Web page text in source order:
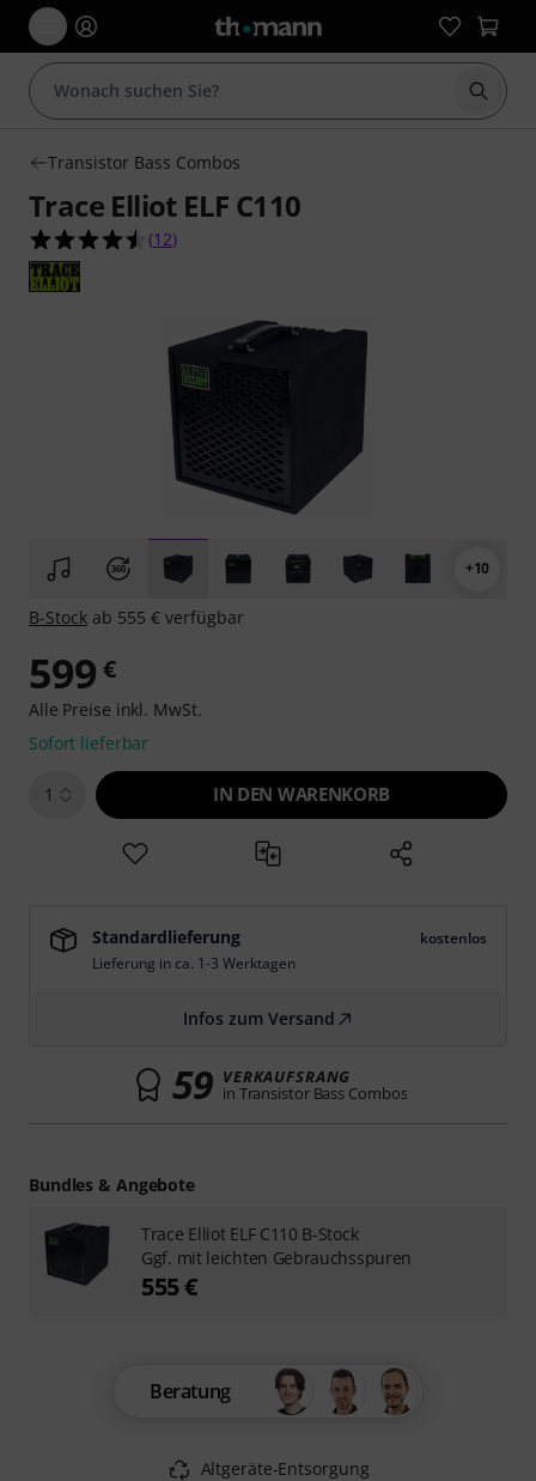
Suche
Transistor Bass Combos
Trace Elliot ELF C110
4.5 von 5 Sternen aus 12 Kundenbewertungen
(12)
+10
B-Stock ab 555 € verfügbar
599 €
Alle Preise inkl. MwSt.
Sofort lieferbar
1 IN DEN WARENKORB
Standardlieferung
kostenlos
Lieferung in ca. 1-3 Werktagen
Infos zum Versand
59 VERKAUFSRANG
in Transistor Bass Combos
Beratung
Altgeräte-Entsorgung
Bundles & Angebote
Trace Elliot ELF C110 B-Stock
Ggf. mit leichten Gebrauchsspuren
555 €